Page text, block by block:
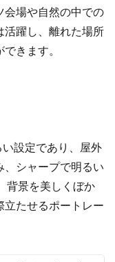
会場や自然の中での
活躍し、離れた場所
きます。
設定であり、屋外
、シャープで明るい
背景を美しくぼか
立たせるポートレー